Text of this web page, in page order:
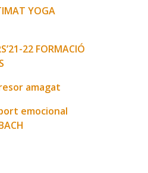
YOGA
22 FORMACIÓ
amagat
emocional